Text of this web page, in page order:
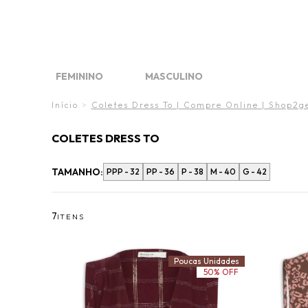
FEMININO MASCULINO
FINAL LIQUIDA WHAT´S NEW MARCAS
FINAL LIQUIDA WHAT'S NEW MARCAS
Início > Coletes Dress To | Compre Online |
COLETES DRESS TO
TAMANHO: PPP - 32 PP - 36 P - 38 M - 40 G - 42
7ITENS
Poucas Unidades
50% OFF